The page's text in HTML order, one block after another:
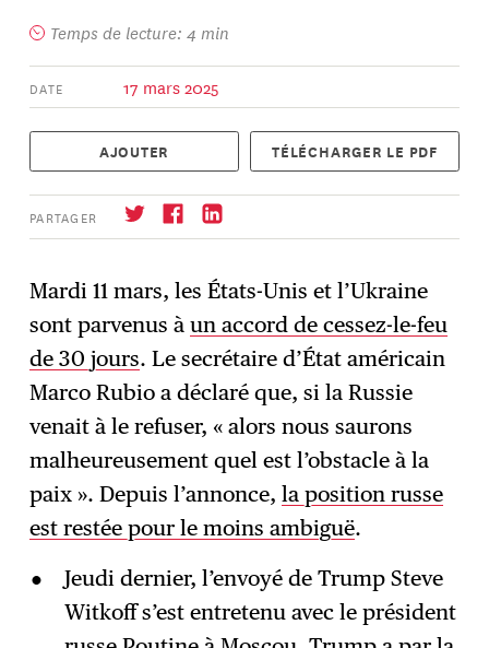
Temps de lecture: 4 min
DATE 17 mars 2025
AJOUTER TÉLÉCHARGER LE PDF
PARTAGER
→ S'abonner
Mardi 11 mars, les États-Unis et l’Ukraine
sont parvenus àun accord de cessez-le-feu
de 30 jours. Le secrétaire d’État américain
Marco Rubio a déclaré que, si la Russie
venait à le refuser, « alors nous saurons
malheureusement quel est l’obstacle à la
paix ». Depuis l’annonce,la position russe
est restée pour le moins ambiguë.
Jeudi dernier, l’envoyé de Trump Steve
Witkoff s’est entretenu avec le président